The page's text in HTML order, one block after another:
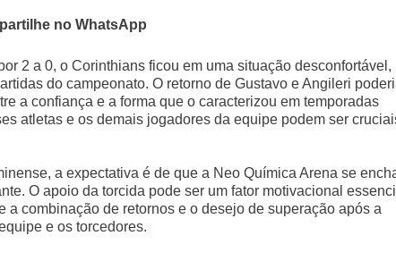
no WhatsApp
2 a 0, o Corinthians ficou em uma situação desconfortável,
do campeonato. O retorno de Gustavo e Angileri
a confiança e a forma que o caracterizou em temporadas
atletas e os demais jogadores da equipe podem ser
a expectativa é de que a Neo Química Arena se
O apoio da torcida pode ser um fator motivacional
combinação de retornos e o desejo de superação após a
e os torcedores.